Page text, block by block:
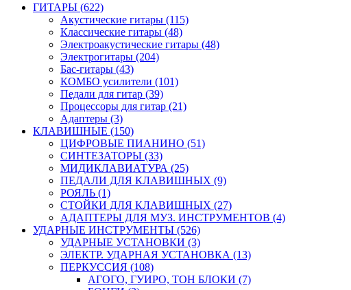
ГИТАРЫ (622)
Акустические гитары (115)
Классические гитары (48)
Электроакустические гитары (48)
Электрогитары (204)
Бас-гитары (43)
КОМБО усилители (101)
Педали для гитар (39)
Процессоры для гитар (21)
Адаптеры (3)
КЛАВИШНЫЕ (150)
ЦИФРОВЫЕ ПИАНИНО (51)
СИНТЕЗАТОРЫ (33)
МИДИКЛАВИАТУРА (25)
ПЕДАЛИ ДЛЯ КЛАВИШНЫХ (9)
РОЯЛЬ (1)
СТОЙКИ ДЛЯ КЛАВИШНЫХ (27)
АДАПТЕРЫ ДЛЯ МУЗ. ИНСТРУМЕНТОВ (4)
УДАРНЫЕ ИНСТРУМЕНТЫ (526)
УДАРНЫЕ УСТАНОВКИ (3)
ЭЛЕКТР. УДАРНАЯ УСТАНОВКА (13)
ПЕРКУССИЯ (108)
АГОГО, ГУИРО, ТОН БЛОКИ (7)